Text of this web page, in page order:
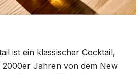
ist ein klassischer Cocktail,
Jahren von dem New